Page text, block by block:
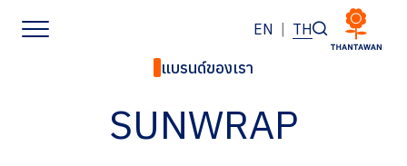
EN | TH
แบรนด์ของเรา
SUNWRAP